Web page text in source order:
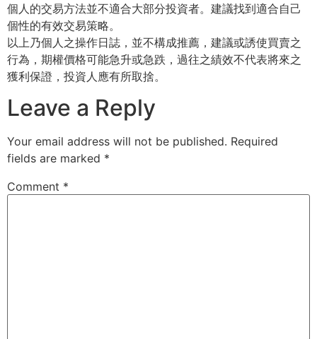
個人的交易方法並不適合大部分投資者。建議找到適合自己
個性的有效交易策略。
以上乃個人之操作日誌，並不構成推薦，建議或誘使買賣之
行為，期權價格可能急升或急跌，過往之績效不代表將來之
獲利保證，投資人應有所取捨。
Leave a Reply
Your email address will not be published. Required
fields are marked *
Comment *